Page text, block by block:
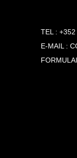
TEL :
E-MAIL :